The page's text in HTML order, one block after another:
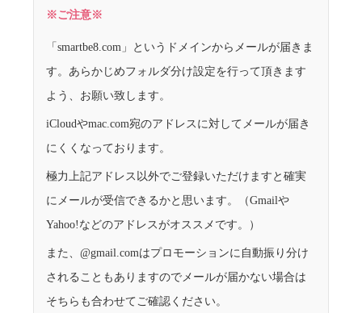
※ご注意※
「smartbe8.com」というドメインからメールが届きま
す。あらかじめフォルダ分け設定を行って頂きます
よう、お願い致します。
iCloudやmac.com宛のアドレスに対してメールが届き
にくくなっております。
極力上記アドレス以外でご登録いただけますと確実
にメールが受信できるかと思います。（Gmailや
Yahoo!などのアドレスがオススメです。）
また、@gmail.comはプロモーションに自動振り分け
されることもありますのでメールが届かない場合は
そちらも合わせてご確認ください。